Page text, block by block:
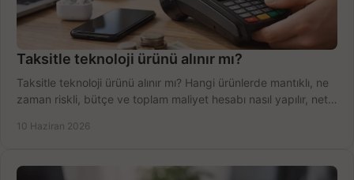
Taksitle teknoloji ürünü alınır mı?
Taksitle teknoloji ürünü alınır mı? Hangi ürünlerde mantıklı, ne
zaman riskli, bütçe ve toplam maliyet hesabı nasıl yapılır, net
10 Haziran 2026